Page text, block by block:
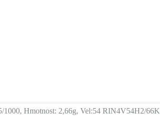
1000, Hmotnost: 2,66g, Vel:54 RIN4V54H2/